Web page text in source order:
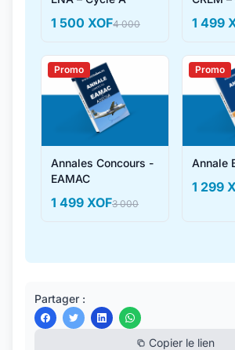
1 500 XOF4 000 1 499
Promo
Annales Concours -
EAMAC
1 499 XOF3 000
Promo
Annale
1 299
Partager :
Copier le lien